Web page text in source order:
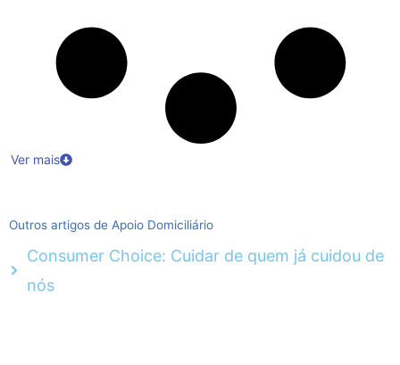
Ver mais
Outros artigos de Apoio Domiciliário
Consumer Choice: Cuidar de quem já cuidou de
nós